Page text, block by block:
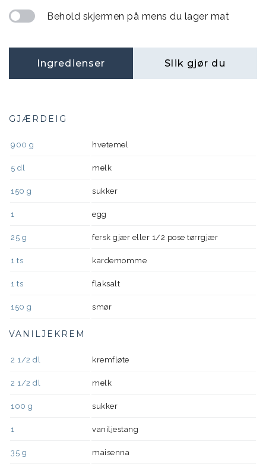
Behold skjermen på mens du lager mat
Ingredienser Slik gjør du
GJÆRDEIG
900 g hvetemel
5 dl melk
150 g sukker
1 egg
25 g fersk gjær eller 1/2 pose tørrgjær
1 ts kardemomme
1 ts flaksalt
150 g smør
VANILJEKREM
2 1/2 dl kremfløte
2 1/2 dl melk
100 g sukker
1 vaniljestang
35 g maisenna